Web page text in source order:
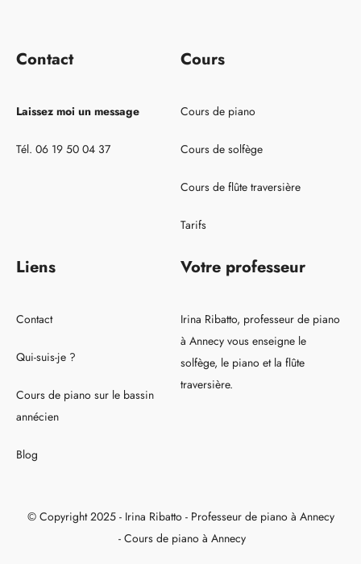
Contact
Laissez moi un message
Tél. 06 19 50 04 37
Cours
Cours de piano
Cours de solfège
Cours de flûte traversière
Tarifs
Liens
Contact
Qui-suis-je ?
Cours de piano sur le bassin
annécien
Blog
Votre professeur
Irina Ribatto, professeur de piano
à Annecy vous enseigne le
solfège, le piano et la flûte
traversière.
© Copyright 2025 - Irina Ribatto - Professeur de piano à Annecy
- Cours de piano à Annecy